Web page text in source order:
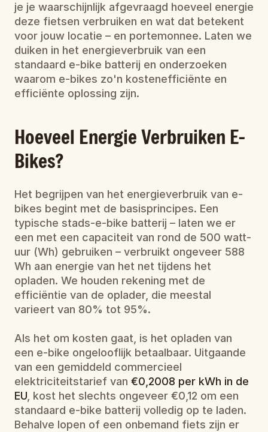
je je waarschijnlijk afgevraagd hoeveel energie
deze fietsen verbruiken en wat dat betekent
voor jouw locatie – en portemonnee. Laten we
duiken in het energieverbruik van een
standaard e-bike batterij en onderzoeken
waarom e-bikes zo'n kostenefficiënte en
efficiënte oplossing zijn.
Hoeveel Energie Verbruiken E-
Bikes?
Het begrijpen van het energieverbruik van e-
bikes begint met de basisprincipes. Een
typische stads-e-bike batterij – laten we er
een met een capaciteit van rond de 500 watt-
uur (Wh) gebruiken – verbruikt ongeveer 588
Wh aan energie van het net tijdens het
opladen. We houden rekening met de
efficiëntie van de oplader, die meestal
varieert van 80% tot 95%.
Als het om kosten gaat, is het opladen van
een e-bike ongelooflijk betaalbaar. Uitgaande
van een gemiddeld commercieel
elektriciteitstarief van €0,2008 per kWh in de
EU , kost het slechts ongeveer €0,12 om een
standaard e-bike batterij volledig op te laden.
Behalve lopen of een onbemand fiets zijn er